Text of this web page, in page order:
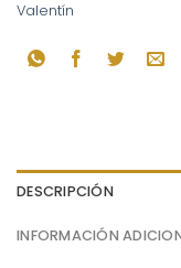
Valentín
DESCRIPCIÓN
INFORMACIÓN